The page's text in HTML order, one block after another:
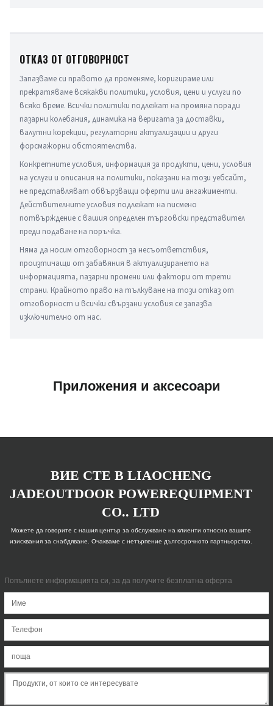
ОТКАЗ ОТ ОТГОВОРНОСТ
Запазваме си правото да променяме, коригираме или
прекратяваме всякакви политики, условия, цени и услуги по
всяко време. Всички политики подлежат на промяна поради
пазарни колебания, динамика на веригата за доставки,
валутни корекции, регулаторни актуализации и други
форсмажорни обстоятелства.
Конкретните условия, информация за продукти, цени, условия
на услуги и описания на политики, показани на този уебсайт,
не представляват обвързващи оферти или ангажименти.
Действителните условия подлежат на писмено
потвърждение с вашия определен търговски представител
преди подаване на поръчка.
Няма да носим отговорност за несъответствия,
произтичащи от забавяния в актуализирането на
информацията, пазарни промени или фактори от трети
страни. Крайното право на тълкуване на този отказ от
отговорност и всички свързани условия се запазва
изключително от нас.
Приложения и аксесоари
ВИЕ СТЕ В LIAOCHENG
JADEOUTDOOR POWEREQUIPMENT
CO.. LTD
Можете да говорите с нашия център за обслужване на клиенти относно вашите
изисквания за снабдяване. Очакваме с нетърпение дългосрочното партньорство.
Попълнете информацията си, за да получите безплатна оферта